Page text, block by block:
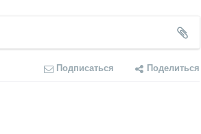
Подписаться Поделиться